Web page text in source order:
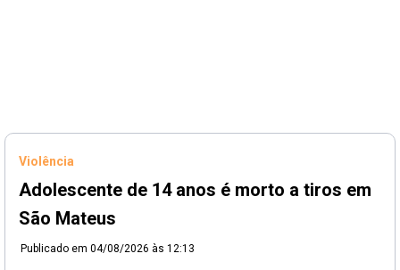
Violência
Adolescente de 14 anos é morto a tiros em
São Mateus
Publicado em 04/08/2026 às 12:13